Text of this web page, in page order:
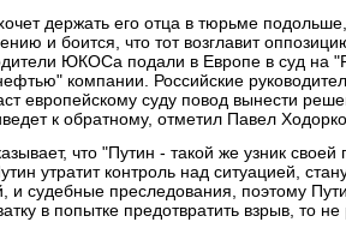
держать его отца в тюрьме
и боится, что тот возглавит
ЮКОСа подали в Европе в суд на
компании. Российские
европейскому суду повод вынести
к обратному, отметил Павел
что "Путин - такой же узник своей
утратит контроль над ситуацией,
и судебные преследования, поэтому
в попытке предотвратить взрыв, то